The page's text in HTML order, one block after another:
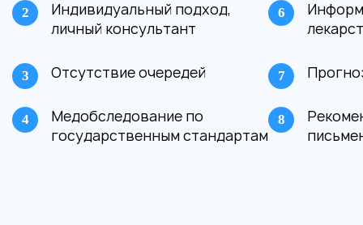
Индивидуальный подход,
личный консультант
Отсутствие очередей
Медобследование по
государственным стандартам